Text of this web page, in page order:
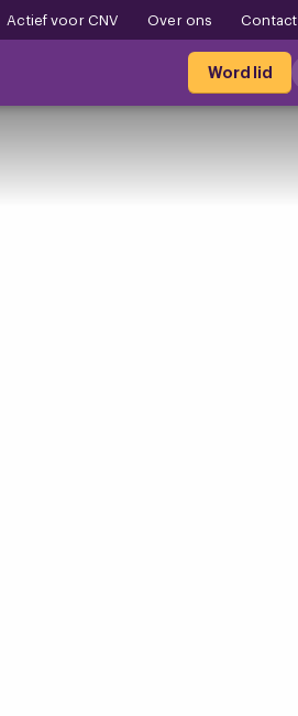
Actief voor CNV Over ons Contact
Word lid